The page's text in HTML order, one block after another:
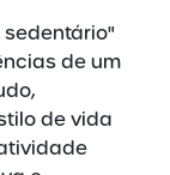
sedentário"
de um
de vida